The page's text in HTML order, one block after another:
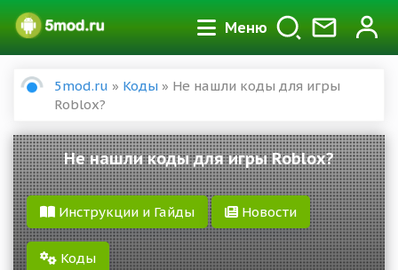
Меню
5mod.ru » Коды » Не нашли коды для игры
Roblox?
Не нашли коды для игры Roblox?
Инструкции и Гайды Новости
Коды